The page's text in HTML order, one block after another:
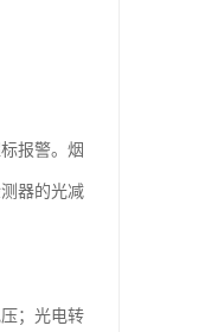
报警。烟
器的光减
；光电转